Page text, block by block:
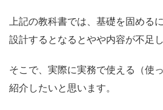
上記の教科書では、基礎を固める
設計するとなるとやや内容が不足し
そこで、実際に実務で使える（使
紹介したいと思います。